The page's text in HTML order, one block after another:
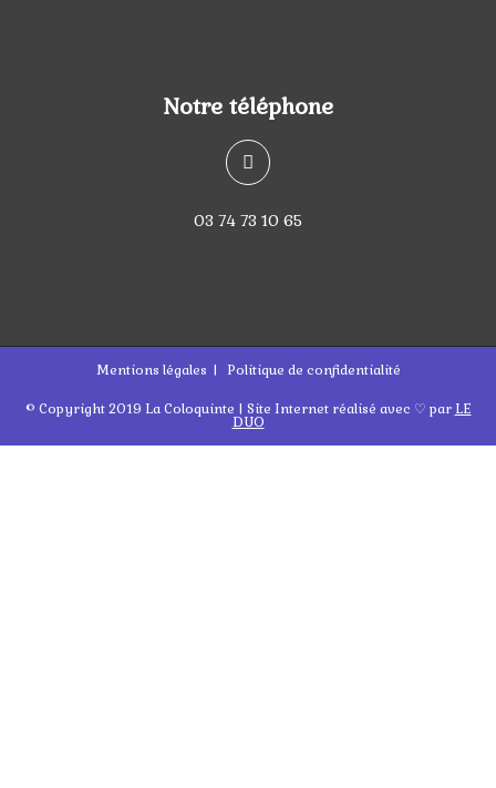
Notre téléphone
03 74 73 10 65
Mentions légales Politique de confidentialité
© Copyright 2019 La Coloquinte | Site Internet réalisé avec ♡ par LE
DUO